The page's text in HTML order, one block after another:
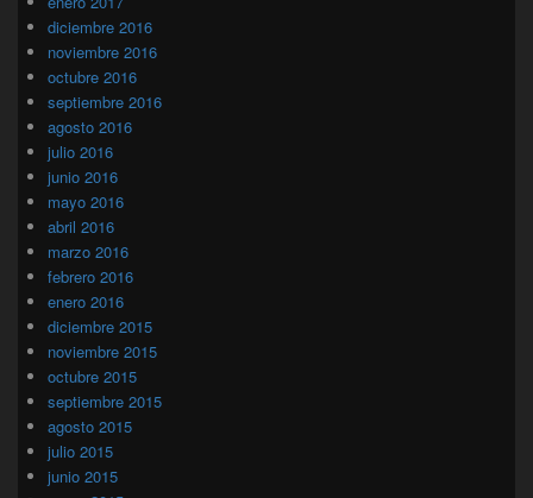
diciembre 2016
noviembre 2016
octubre 2016
septiembre 2016
agosto 2016
julio 2016
junio 2016
mayo 2016
abril 2016
marzo 2016
febrero 2016
enero 2016
diciembre 2015
noviembre 2015
octubre 2015
septiembre 2015
agosto 2015
julio 2015
junio 2015